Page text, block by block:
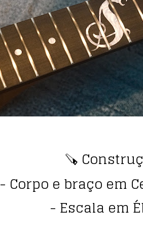
🪚
- Corpo e braço em
- Escala em